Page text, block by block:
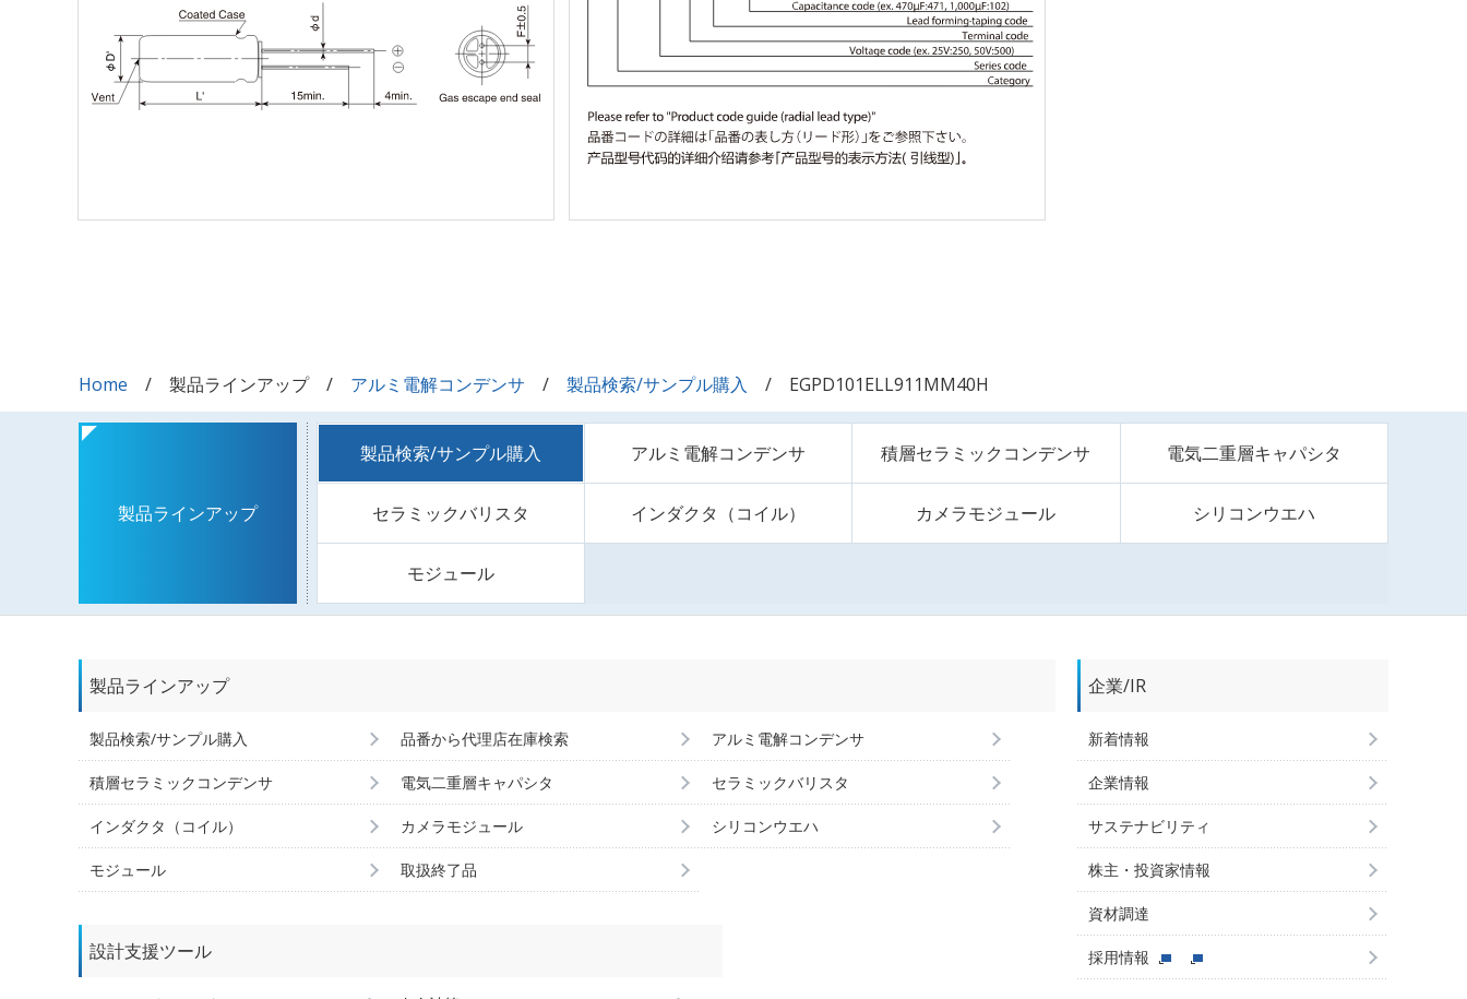
Home 製品ラインアップ アルミ電解コンデンサ 製品検索/サンプル購入 EGPD101ELL911MM40H
製品ラインアップ
製品検索/サンプル購入 アルミ電解コンデンサ 積層セラミックコンデンサ 電気二重層キャパシタ
セラミックバリスタ インダクタ（コイル） カメラモジュール シリコンウエハ
モジュール
製品ラインアップ
製品検索/サンプル購入 品番から代理店在庫検索 アルミ電解コンデンサ
積層セラミックコンデンサ 電気二重層キャパシタ セラミックバリスタ
インダクタ（コイル） カメラモジュール シリコンウエハ
モジュール 取扱終了品
設計支援ツール
企業/IR
新着情報
企業情報
サステナビリティ
株主・投資家情報
資材調達
採用情報